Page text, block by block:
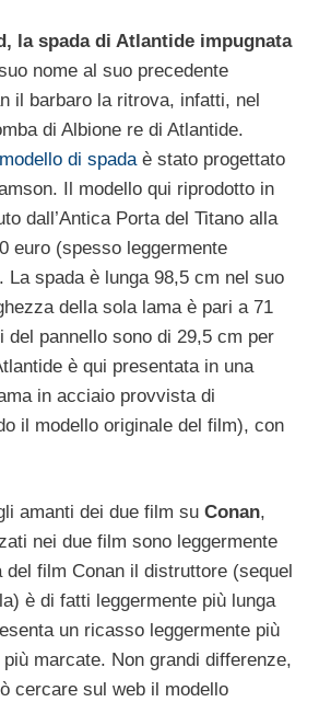
la spada di Atlantide impugnata
nome al suo precedente
il barbaro la ritrova, infatti, nel
di Albione re di Atlantide.
modello di spadaè stato progettato
Il modello qui riprodotto in
dall’Antica Porta del Titano alla
euro (spesso leggermente
La spada è lunga 98,5 cm nel suo
della sola lama è pari a 71
del pannello sono di 29,5 cm per
è qui presentata in una
in acciaio provvista di
il modello originale del film), con
amanti dei due film su Conan,
nei due film sono leggermente
film Conan il distruttore (sequel
è di fatti leggermente più lunga
un ricasso leggermente più
marcate. Non grandi differenze,
cercare sul web il modello